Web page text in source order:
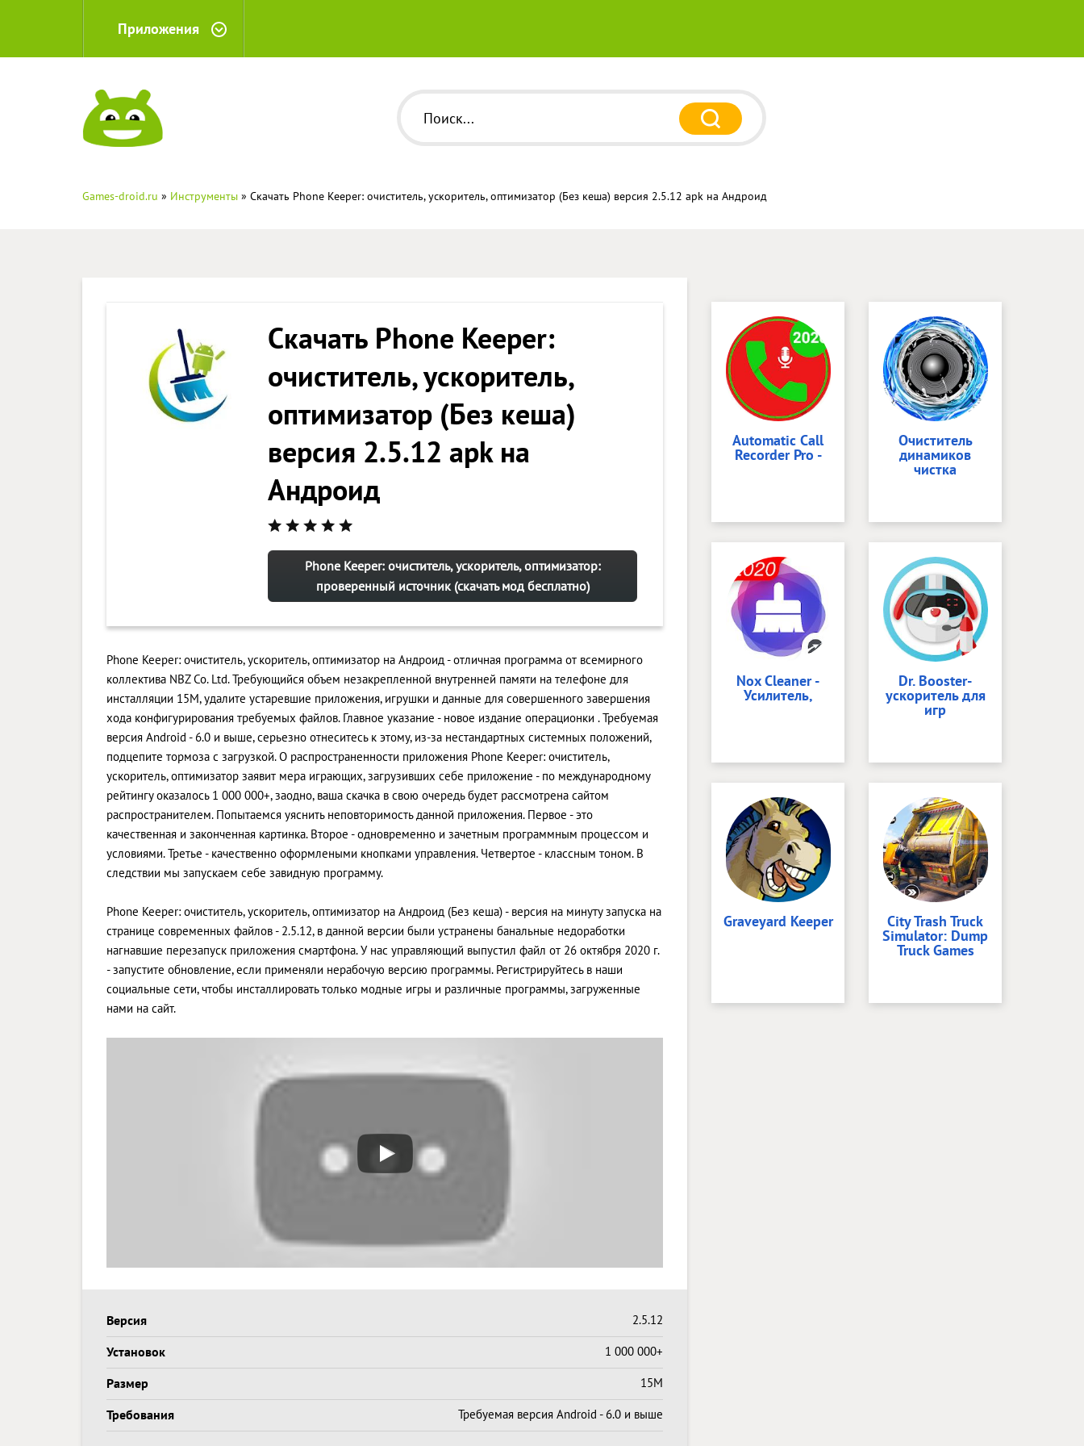
Приложения
Games-droid.ru » Инструменты » Скачать Phone Keeper: очиститель, ускоритель, оптимизатор (Без кеша) версия 2.5.12 apk на Андроид
Скачать Phone Keeper:
очиститель, ускоритель,
оптимизатор (Без кеша)
версия 2.5.12 apk на
Андроид
Phone Keeper: очиститель, ускоритель, оптимизатор:
проверенный источник (скачать мод бесплатно)
Phone Keeper: очиститель, ускоритель, оптимизатор на Андроид - отличная программа от всемирного
коллектива NBZ Co. Ltd. Требующийся объем незакрепленной внутренней памяти на телефоне для
инсталляции 15M, удалите устаревшие приложения, игрушки и данные для совершенного завершения
хода конфигурирования требуемых файлов. Главное указание - новое издание операционки . Требуемая
версия Android - 6.0 и выше, серьезно отнеситесь к этому, из-за нестандартных системных положений,
подцепите тормоза с загрузкой. О распространенности приложения Phone Keeper: очиститель,
ускоритель, оптимизатор заявит мера играющих, загрузивших себе приложение - по международному
рейтингу оказалось 1 000 000+, заодно, ваша скачка в свою очередь будет рассмотрена сайтом
распространителем. Попытаемся уяснить неповторимость данной приложения. Первое - это
качественная и законченная картинка. Второе - одновременно и зачетным программным процессом и
условиями. Третье - качественно оформлеными кнопками управления. Четвертое - классным тоном. В
следствии мы запускаем себе завидную программу.
Phone Keeper: очиститель, ускоритель, оптимизатор на Андроид (Без кеша) - версия на минуту запуска на
странице современных файлов - 2.5.12, в данной версии были устранены банальные недоработки
нагнавшие перезапуск приложения смартфона. У нас управляющий выпустил файл от 26 октября 2020 г.
- запустите обновление, если применяли нерабочую версию программы. Регистрируйтесь в наши
социальные сети, чтобы инсталлировать только модные игры и различные программы, загруженные
нами на сайт.
Версия 2.5.12
Установок 1 000 000+
Размер 15M
Требования Требуемая версия Android - 6.0 и выше
Automatic Call
Recorder Pro -
Очиститель
динамиков
чистка
Nox Cleaner -
Усилитель,
Dr. Booster-
ускоритель для
игр
Graveyard Keeper City Trash Truck
Simulator: Dump
Truck Games